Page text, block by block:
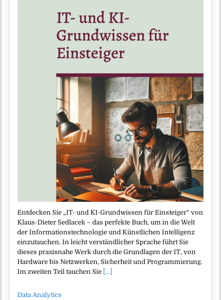
Entdecken Sie „IT- und KI-Grundwissen für Einsteiger“ von
Klaus-Dieter Sedlacek – das perfekte Buch, um in die Welt
der Informationstechnologie und Künstlichen Intelligenz
einzutauchen. In leicht verständlicher Sprache führt Sie
dieses praxisnahe Werk durch die Grundlagen der IT, von
Hardware bis Netzwerken, Sicherheit und Programmierung.
Im zweiten Teil tauchen Sie [...]
Data Analytics